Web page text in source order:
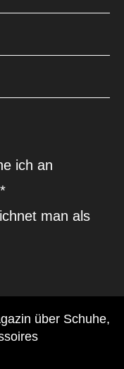
ich an
man als
über Schuhe,